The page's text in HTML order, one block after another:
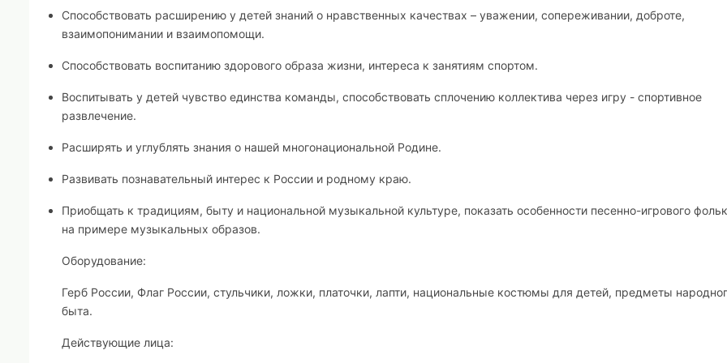
Способствовать расширению у детей знаний о нравственных качествах – уважении, сопереживании, доброте,
взаимопонимании и взаимопомощи.
Способствовать воспитанию здорового образа жизни, интереса к занятиям спортом.
Воспитывать у детей чувство единства команды, способствовать сплочению коллектива через игру - спортивное
развлечение.
Расширять и углублять знания о нашей многонациональной Родине.
Развивать познавательный интерес к России и родному краю.
Приобщать к традициям, быту и национальной музыкальной культуре, показать особенности песенно-игрового
на примере музыкальных образов.
Оборудование:
Герб России, Флаг России, стульчики, ложки, платочки, лапти, национальные костюмы для детей, предметы
быта.
Действующие лица: